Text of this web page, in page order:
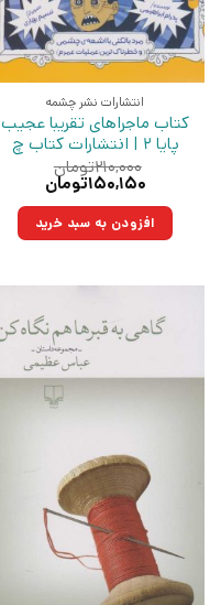
انتشارات نشر چشمه
کتاب ماجراهای تقریبا عجیب
پایا 2 | انتشارات کتاب چ
۲۱۰,۰۰۰تومان
قیمت
۲۱۰,۰۰۰تومان
بود.
۱۵۰,۱۵۰تومان
۱۵۰,۱۵۰تومان.افزودن به سبد خرید